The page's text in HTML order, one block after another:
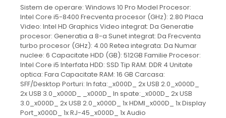
Sistem de operare: Windows 10 Pro Model Procesor:
Intel Core i5-8400 Frecventa procesor (GHz): 2.80 Placa
Video: Intel HD Graphics Video integrat: Da Generatie
procesor: Generatia a 8-a Sunet integrat: Da Frecventa
turbo procesor (GHz): 4.00 Retea integrata: Da Numar
nuclee: 6 Capacitate HDD (GB): 512GB Familie Procesor:
Intel Core i5 Interfata HDD: SSD Tip RAM: DDR 4 Unitate
optica: Fara Capacitate RAM: 16 GB Carcasa:
SFF/Desktop Porturi: In fata:_x000D_ 2x USB 2.0_x000D_
2x USB 3.0_x000D_ _x000D_ In spate:_x000D_ 2x USB
3.0_x000D_ 2x USB 2.0_x000D_ 1x HDMI_x000D_ 1x Display
Port_x000D_ 1x RJ-45_x000D_ 1x Audio